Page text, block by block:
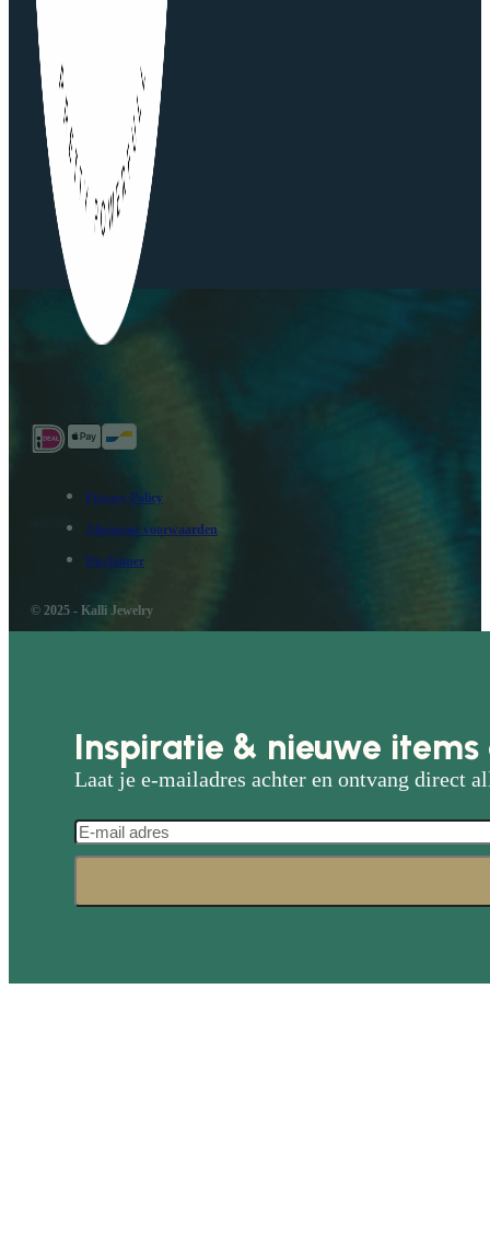
Privacy Policy
Algemene voorwaarden
Disclaimer
© 2025 - Kalli Jewelry
Inspiratie & nieuwe
Laat je e-mailadres achter en ontvang direct